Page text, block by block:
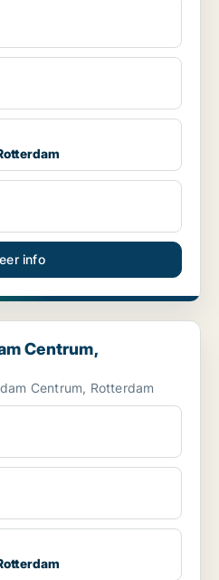
info
Rotterdam
Centrum,
Centrum, Rotterdam